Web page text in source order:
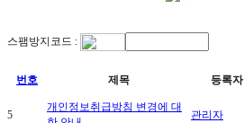
스팸방지코드 :
번호 제목 등록자
5
개인정보취급방침 변경에 대
관리자